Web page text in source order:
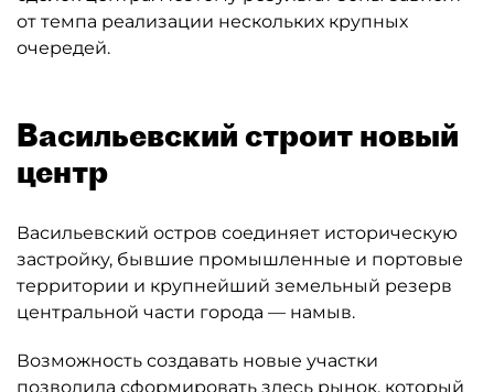
от темпа реализации нескольких крупных
очередей.
Васильевский строит новый
центр
Васильевский остров соединяет историческую
застройку, бывшие промышленные и портовые
территории и крупнейший земельный резерв
центральной части города — намыв.
Возможность создавать новые участки
позволила сформировать здесь рынок, который